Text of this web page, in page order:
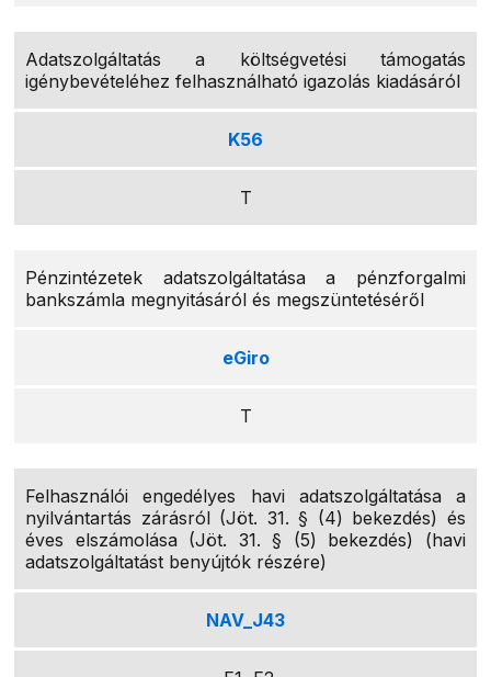
Adatszolgáltatás a költségvetési támogatás
igénybevételéhez felhasználható igazolás kiadásáról
K56
T
Pénzintézetek adatszolgáltatása a pénzforgalmi
bankszámla megnyitásáról és megszüntetéséről
eGiro
T
Felhasználói engedélyes havi adatszolgáltatása a
nyilvántartás zárásról (Jöt. 31. § (4) bekezdés) és
éves elszámolása (Jöt. 31. § (5) bekezdés) (havi
adatszolgáltatást benyújtók részére)
NAV_J43